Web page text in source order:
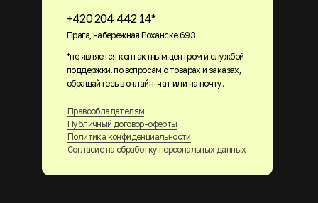
+420 204 442 14*
Прага, набережная Роханске 693
Правообладателям
Публичный договор-оферты
Политика конфиденциальности
Согласие на обработку персональных данных
*не является контактным центром и службой
поддержки. по вопросам о товарах и заказах,
обращайтесь в онлайн-чат или на почту.